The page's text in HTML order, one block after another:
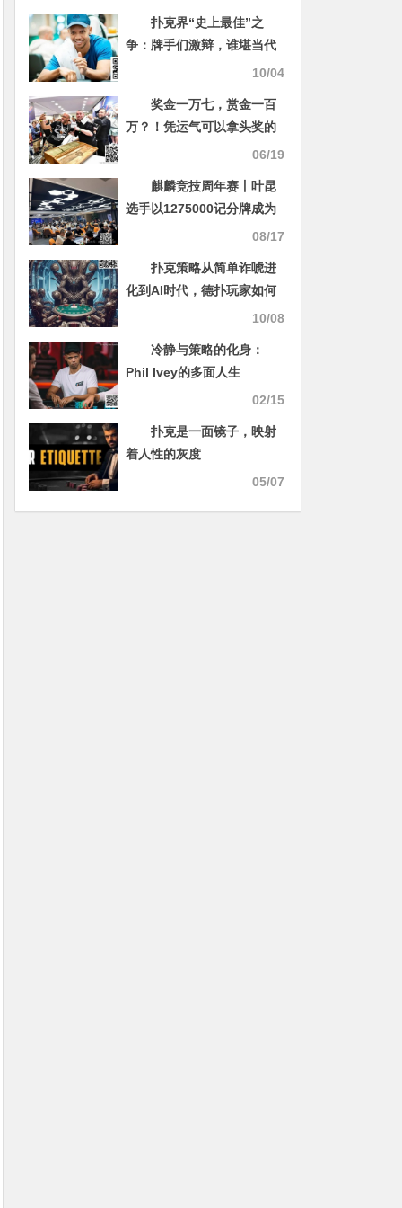
扑克界“史上最佳”之
争：牌手们激辩，谁堪当代
10/04
奖金一万七，赏金一百
万？！凭运气可以拿头奖的
06/19
麒麟竞技周年赛丨叶昆
选手以1275000记分牌成为
08/17
扑克策略从简单诈唬进
化到AI时代，德扑玩家如何
10/08
冷静与策略的化身：
Phil Ivey的多面人生
02/15
扑克是一面镜子，映射
着人性的灰度
05/07